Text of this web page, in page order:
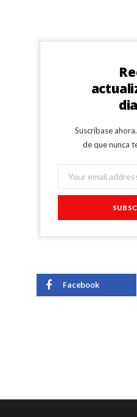
Suscríbase
de que nunca
Facebook